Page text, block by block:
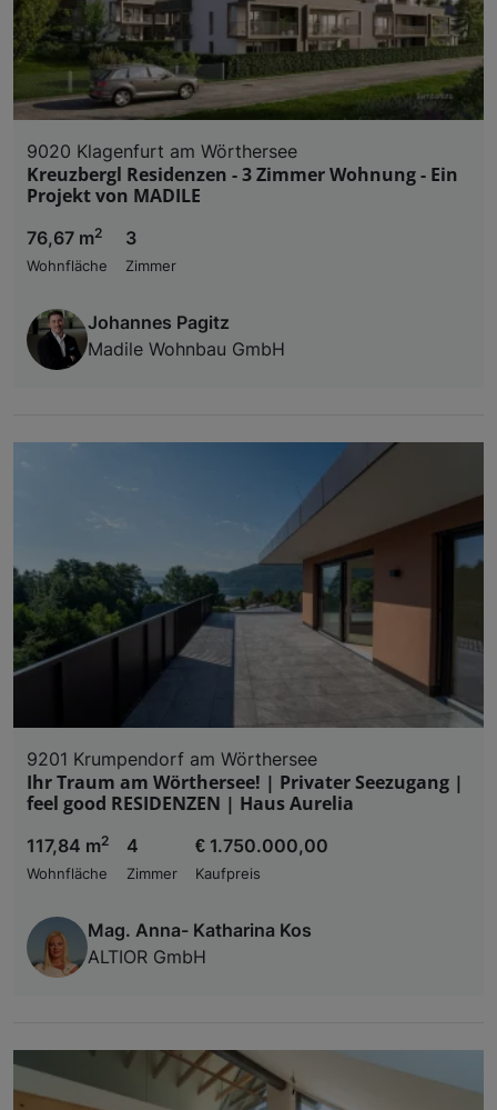
9020 Klagenfurt am Wörthersee
Kreuzbergl Residenzen - 3 Zimmer Wohnung - Ein
Projekt von MADILE
76,67 m2
Wohnfläche
3
Zimmer
Johannes Pagitz
Madile Wohnbau GmbH
9201 Krumpendorf am Wörthersee
Ihr Traum am Wörthersee! | Privater Seezugang |
feel good RESIDENZEN | Haus Aurelia
117,84 m2
Wohnfläche
4
Zimmer
€ 1.750.000,00
Kaufpreis
Mag. Anna- Katharina Kos
ALTIOR GmbH